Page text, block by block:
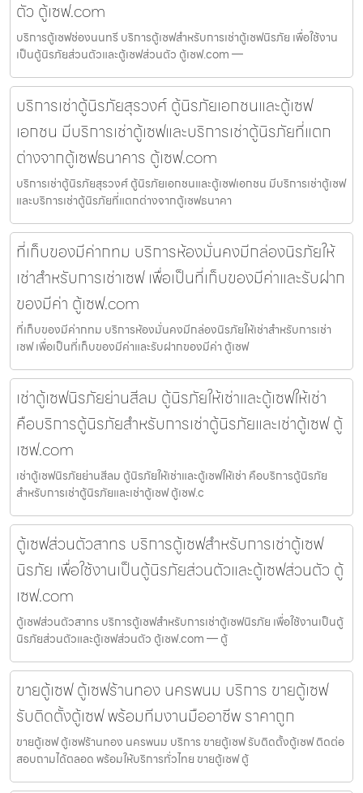
ตัว ตู้เซฟ.com
บริการตู้เซฟช่องนนทรี บริการตู้เซฟสำหรับการเช่าตู้เซฟนิรภัย เพื่อใช้งาน
เป็นตู้นิรภัยส่วนตัวและตู้เซฟส่วนตัว ตู้เซฟ.com —
บริการเช่าตู้นิรภัยสุรวงศ์ ตู้นิรภัยเอกชนและตู้เซฟ
เอกชน มีบริการเช่าตู้เซฟและบริการเช่าตู้นิรภัยที่แตก
ต่างจากตู้เซฟธนาคาร ตู้เซฟ.com
บริการเช่าตู้นิรภัยสุรวงศ์ ตู้นิรภัยเอกชนและตู้เซฟเอกชน มีบริการเช่าตู้เซฟ
และบริการเช่าตู้นิรภัยที่แตกต่างจากตู้เซฟธนาคา
ที่เก็บของมีค่ากทม บริการห้องมั่นคงมีกล่องนิรภัยให้
เช่าสำหรับการเช่าเซฟ เพื่อเป็นที่เก็บของมีค่าและรับฝาก
ของมีค่า ตู้เซฟ.com
ที่เก็บของมีค่ากทม บริการห้องมั่นคงมีกล่องนิรภัยให้เช่าสำหรับการเช่า
เซฟ เพื่อเป็นที่เก็บของมีค่าและรับฝากของมีค่า ตู้เซฟ
เช่าตู้เซฟนิรภัยย่านสีลม ตู้นิรภัยให้เช่าและตู้เซฟให้เช่า
คือบริการตู้นิรภัยสำหรับการเช่าตู้นิรภัยและเช่าตู้เซฟ ตู้
เซฟ.com
เช่าตู้เซฟนิรภัยย่านสีลม ตู้นิรภัยให้เช่าและตู้เซฟให้เช่า คือบริการตู้นิรภัย
สำหรับการเช่าตู้นิรภัยและเช่าตู้เซฟ ตู้เซฟ.c
ตู้เซฟส่วนตัวสาทร บริการตู้เซฟสำหรับการเช่าตู้เซฟ
นิรภัย เพื่อใช้งานเป็นตู้นิรภัยส่วนตัวและตู้เซฟส่วนตัว ตู้
เซฟ.com
ตู้เซฟส่วนตัวสาทร บริการตู้เซฟสำหรับการเช่าตู้เซฟนิรภัย เพื่อใช้งานเป็นตู้
นิรภัยส่วนตัวและตู้เซฟส่วนตัว ตู้เซฟ.com — ตู้
ขายตู้เซฟ ตู้เซฟร้านทอง นครพนม บริการ ขายตู้เซฟ
รับติดตั้งตู้เซฟ พร้อมทีมงานมืออาชีพ ราคาถูก
ขายตู้เซฟ ตู้เซฟร้านทอง นครพนม บริการ ขายตู้เซฟ รับติดตั้งตู้เซฟ ติดต่อ
สอบถามได้ตลอด พร้อมให้บริการทั่วไทย ขายตู้เซฟ ตู้